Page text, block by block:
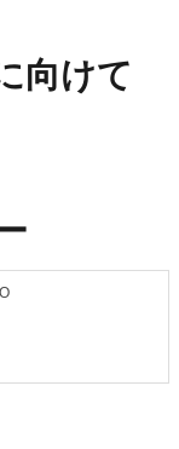
向けて